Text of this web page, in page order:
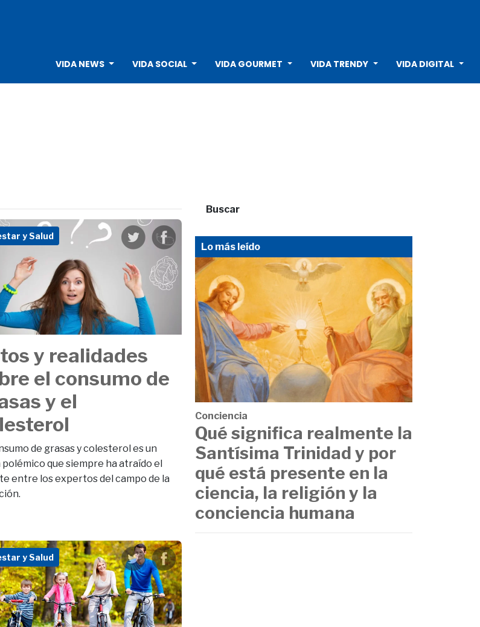
VIDA NEWS VIDA SOCIAL VIDA GOURMET VIDA TRENDY VIDA DIGITAL
y Salud
y realidades
el consumo de
y el
de grasas y colesterol es un
polémico que siempre ha atraído el
entre los expertos del campo de la
y Salud
Buscar
Lo más leído
Conciencia
Qué significa realmente la
Santísima Trinidad y por
qué está presente en la
ciencia, la religión y la
conciencia humana